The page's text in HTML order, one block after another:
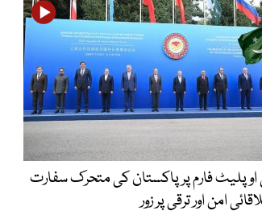
پلیٹ فارم پر پاکستان کی متحرک سفارت
امن اور ترقی پر زور